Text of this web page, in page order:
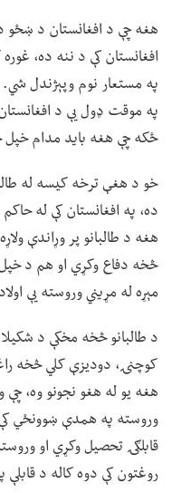
هغه چې د افغانستان د ښځو
افغانستان کې د ننه ده،
په موقت ډول یې د
ځکه چې هغه باید مدام
خو د هغې ترخه کیسه له
ده، په افغانستان کې له
هغه د طالبانو پر وړاندې
څخه دفاع وکړي او هم د خپل
مېړه له مړیني وروسته یې
د طالبانو څخه مخکې د
کوچنۍ، دودیزې کلي څخه
هغه یو له هغو نجونو وه،
وروسته په همدې ښوونځي
قابلګۍ تحصیل وکړي او
روغتون کې دوه کاله د